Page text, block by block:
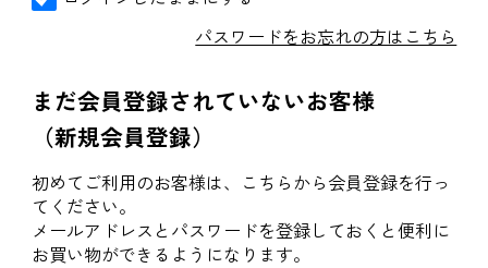
パスワードをお忘れの方はこちら
まだ会員登録されていないお客様
（新規会員登録）
初めてご利用のお客様は、こちらから会員登録を行っ
てください。
メールアドレスとパスワードを登録しておくと便利に
お買い物ができるようになります。